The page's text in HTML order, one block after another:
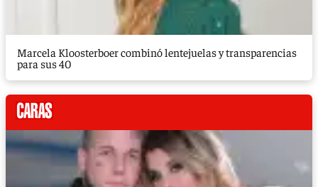
Marcela Kloosterboer combinó lentejuelas y transparencias
para sus 40